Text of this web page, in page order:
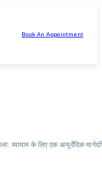
Book An Appointment
व्यायाम के लिए एक आयुर्वेदिक